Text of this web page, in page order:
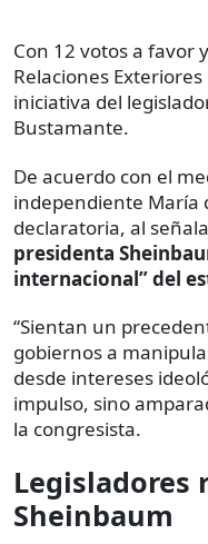
Con 12 votos a favor
Relaciones
iniciativa del
Bustamante.
De acuerdo con el
independiente María
declaratoria, al
presidenta
internacional” del
“Sientan un
gobiernos a
desde intereses
impulso, sino
la congresista.
Legisladores
Sheinbaum